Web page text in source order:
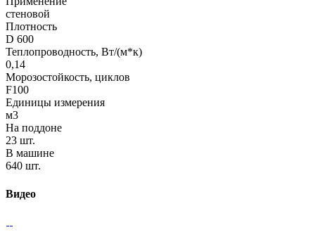
стеновой
Плотность
D 600
Теплопроводность, Вт/(м*к)
0,14
Морозостойкость, циклов
F100
Единицы измерения
м3
На поддоне
23 шт.
В машине
640 шт.
Видео